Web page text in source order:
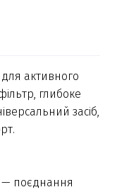
активного
глибоке
засіб,
— поєднання